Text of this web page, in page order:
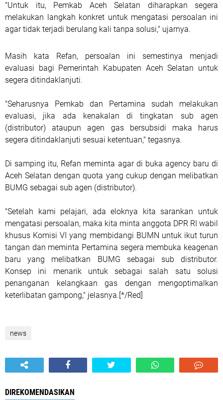
"Untuk itu, Pemkab Aceh Selatan diharapkan segera
melakukan langkah konkret untuk mengatasi persoalan ini
agar tidak terjadi berulang kali tanpa solusi," ujarnya.
Masih kata Refan, persoalan ini semestinya menjadi
evaluasi bagi Pemerintah Kabupaten Aceh Selatan untuk
segera ditindaklanjuti.
"Seharusnya Pemkab dan Pertamina sudah melakukan
evaluasi, jika ada kenakalan di tingkatan sub agen
(distributor) ataupun agen gas bersubsidi maka harus
segera ditindaklanjuti sesuai ketentuan," tegasnya.
Di samping itu, Refan meminta agar di buka agency baru di
Aceh Selatan dengan quota yang cukup dengan melibatkan
BUMG sebagai sub agen (distributor).
"Setelah kami pelajari, ada eloknya kita sarankan untuk
mengatasi persoalan, maka kita minta anggota DPR RI wabil
khusus Komisi VI yang membidangi BUMN untuk ikut turun
tangan dan meminta Pertamina segera membuka keagenan
baru yang melibatkan BUMG sebagai sub distributor.
Konsep ini menarik untuk sebagai salah satu solusi
penanganan kelangkaan gas dengan mengoptimalkan
keterlibatan gampong," jelasnya.[*/Red]
news
DIREKOMENDASIKAN